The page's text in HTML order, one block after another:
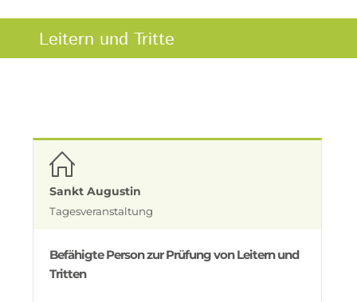
Leitern und Tritte
Sankt Augustin
Tagesveranstaltung
Befähigte Person zur Prüfung von Leitern und
Tritten